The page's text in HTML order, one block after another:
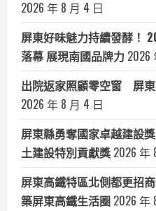
2026 年 8 月 4 日
屏東好味魅力持續發酵！
落幕 展現南國品牌力 2026
出院返家照顧零空窗 屏
2026 年 8 月 4 日
屏東縣勇奪國家卓越建設
土建設特別貢獻獎 2026 年
屏東高鐵特區北側都更招
築屏東高鐵生活圈 2026 年